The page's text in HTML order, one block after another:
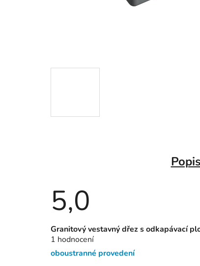
Popis
5,0
Průměrné
hodnocení
produktu
je
5,0
1 hodnocení
Granitový vestavný dřez s odkapávací
oboustranné provedení